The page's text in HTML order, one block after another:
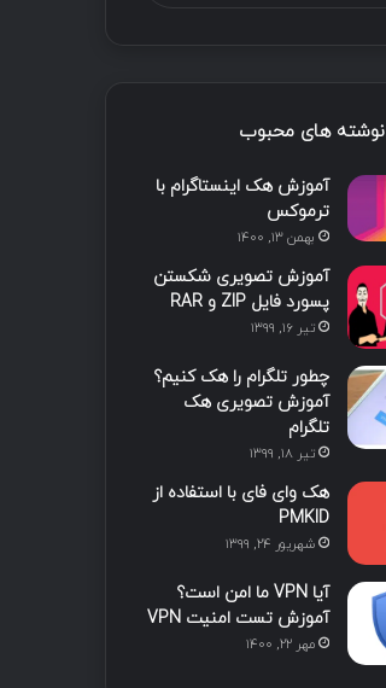
نوشته های محبوب
آموزش هک اینستاگرام با
ترموکس
بهمن ۱۳, ۱۴۰۰
آموزش تصویری شکستن
پسورد فایل ZIP و RAR
تیر ۱۶, ۱۳۹۹
چطور تلگرام را هک کنیم؟
آموزش تصویری هک
تلگرام
تیر ۱۸, ۱۳۹۹
هک وای فای با استفاده از
PMKID
شهریور ۲۴, ۱۳۹۹
آیا VPN ما امن است؟
آموزش تست امنیت VPN
مهر ۲۲, ۱۴۰۰